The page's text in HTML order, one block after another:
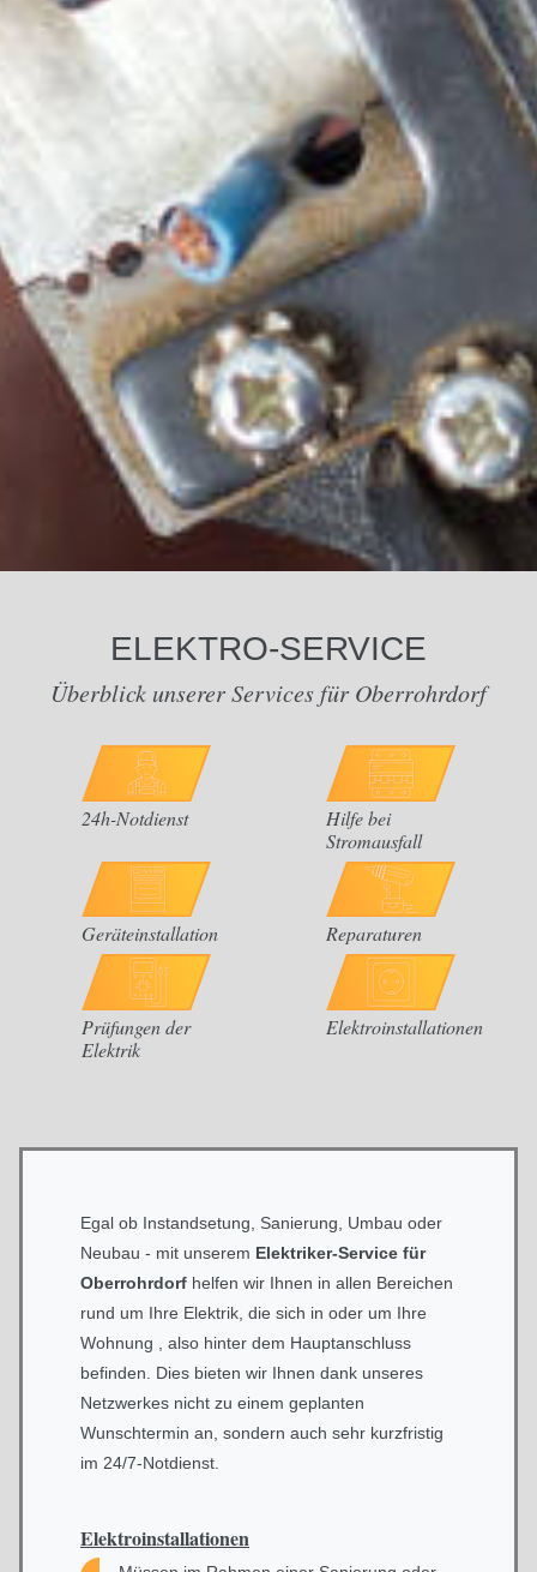
ELEKTRO-SERVICE
Überblick unserer Services für Oberrohrdorf
24h-Notdienst
Hilfe bei
Stromausfall
Geräteinstallation Reparaturen
Prüfungen der
Elektrik
Elektroinstallationen
Egal ob Instandsetung, Sanierung, Umbau oder
Neubau - mit unserem Elektriker-Service für
Oberrohrdorf helfen wir Ihnen in allen Bereichen
rund um Ihre Elektrik, die sich in oder um Ihre
Wohnung , also hinter dem Hauptanschluss
befinden. Dies bieten wir Ihnen dank unseres
Netzwerkes nicht zu einem geplanten
Wunschtermin an, sondern auch sehr kurzfristig
im 24/7-Notdienst.
Elektroinstallationen